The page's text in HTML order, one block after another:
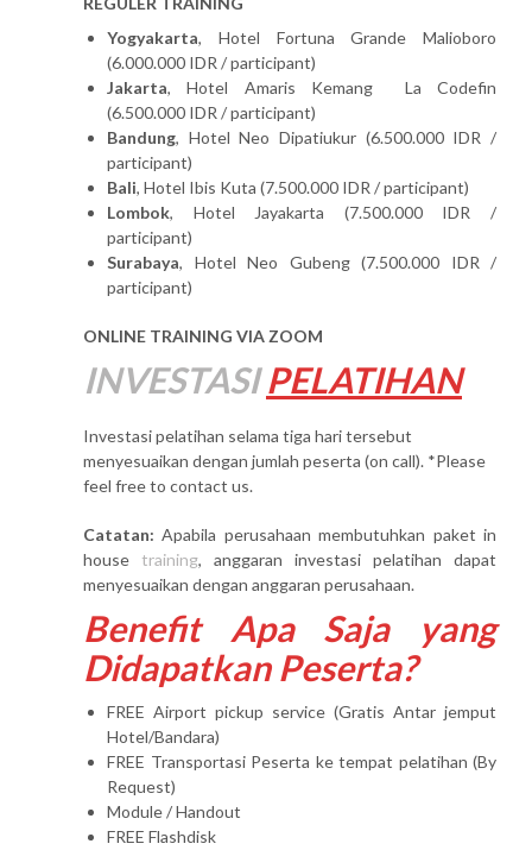
Yogyakarta, Hotel Fortuna Grande Malioboro
(6.000.000 IDR / participant)
Jakarta, Hotel Amaris Kemang La Codefin
(6.500.000 IDR / participant)
Bandung, Hotel Neo Dipatiukur (6.500.000 IDR /
participant)
Bali, Hotel Ibis Kuta (7.500.000 IDR / participant)
Lombok, Hotel Jayakarta (7.500.000 IDR /
participant)
Surabaya, Hotel Neo Gubeng (7.500.000 IDR /
participant)
ONLINE TRAINING VIA ZOOM
INVESTASI PELATIHAN
Investasi pelatihan selama tiga hari tersebut
menyesuaikan dengan jumlah peserta (on call). *Please
feel free to contact us.
Catatan: Apabila perusahaan membutuhkan paket in
house training, anggaran investasi pelatihan dapat
menyesuaikan dengan anggaran perusahaan.
Benefit Apa Saja yang
Didapatkan Peserta?
FREE Airport pickup service (Gratis Antar jemput
Hotel/Bandara)
FREE Transportasi Peserta ke tempat pelatihan (By
Request)
Module / Handout
FREE Flashdisk